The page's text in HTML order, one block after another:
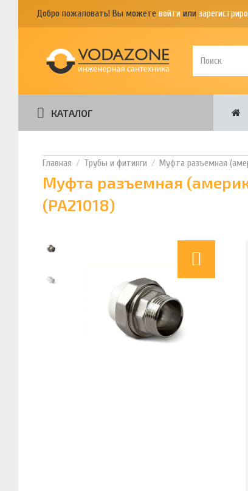
Добро пожаловать! Вы можете войти или
КАТАЛОГ
Трубы и фитинги Муфта разъемная
Муфта разъемная
(PA21018)